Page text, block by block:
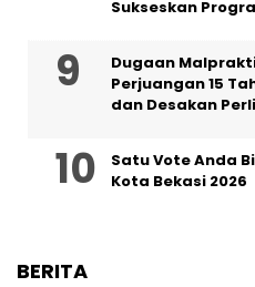
Sukseskan
‎Dugaan
Perjuangan 15
dan Desakan
Satu Vote Anda
Kota Bekasi 2026
BERITA